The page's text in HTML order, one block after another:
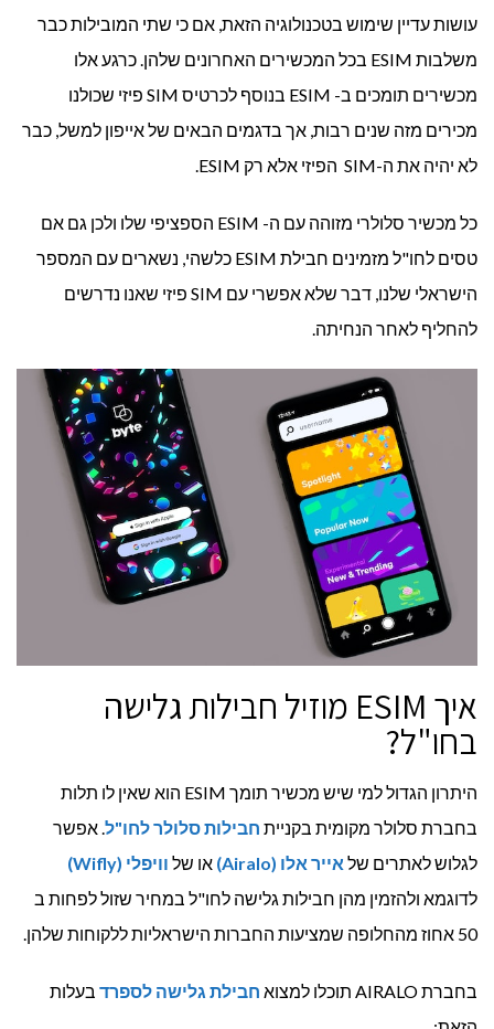
עושות עדיין שימוש בטכנולוגיה הזאת, אם כי שתי המובילות כבר
משלבות ESIM בכל המכשירים האחרונים שלהן. כרגע אלו
מכשירים תומכים ב- ESIM בנוסף לכרטיס SIM פיזי שכולנו
מכירים מזה שנים רבות, אך בדגמים הבאים של אייפון למשל, כבר
לא יהיה את ה-SIM הפיזי אלא רק ESIM.
כל מכשיר סלולרי מזוהה עם ה- ESIM הספציפי שלו ולכן גם אם
טסים לחו"ל מזמינים חבילת ESIM כלשהי, נשארים עם המספר
הישראלי שלנו, דבר שלא אפשרי עם SIM פיזי שאנו נדרשים
להחליף לאחר הנחיתה.
איך ESIM מוזיל חבילות גלישה
בחו"ל?
היתרון הגדול למי שיש מכשיר תומך ESIM הוא שאין לו תלות
בחברת סלולר מקומית בקניית חבילות סלולר לחו"ל. אפשר
לגלוש לאתרים של אייר אלו (Airalo) או של וויפלי (Wifly)
לדוגמא ולהזמין מהן חבילות גלישה לחו"ל במחיר שזול לפחות ב
50 אחוז מהחלופה שמציעות החברות הישראליות ללקוחות שלהן.
בחברת AIRALO תוכלו למצוא חבילת גלישה לספרד בעלות